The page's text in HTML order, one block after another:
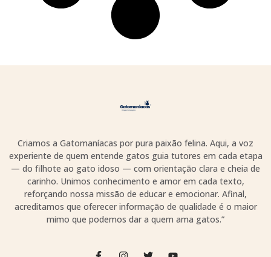
Criamos a Gatomaníacas por pura paixão felina. Aqui, a voz
experiente de quem entende gatos guia tutores em cada etapa
— do filhote ao gato idoso — com orientação clara e cheia de
carinho. Unimos conhecimento e amor em cada texto,
reforçando nossa missão de educar e emocionar. Afinal,
acreditamos que oferecer informação de qualidade é o maior
mimo que podemos dar a quem ama gatos.”